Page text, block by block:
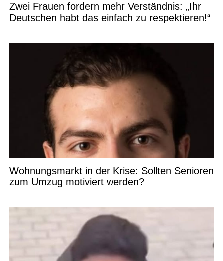
Zwei Frauen fordern mehr Verständnis: „Ihr
Deutschen habt das einfach zu respektieren!“
Wohnungsmarkt in der Krise: Sollten Senioren
zum Umzug motiviert werden?